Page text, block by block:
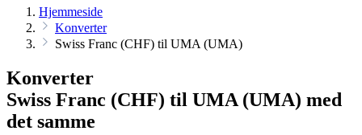
Hjemmeside
Konverter
Swiss Franc (CHF) til UMA (UMA)
Konverter
Swiss Franc (CHF) til UMA (UMA) med
det samme